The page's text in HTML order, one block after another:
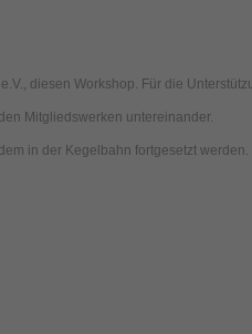
diesen Workshop. Für die
Mitgliedswerken untereinander.
in der Kegelbahn fortgesetzt werden.